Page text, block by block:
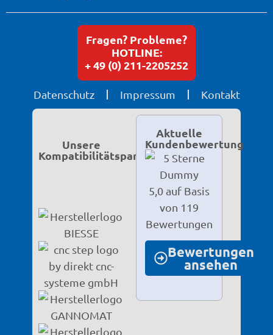
Datenschutz Impressum Kontakt
Fragen? Probleme?
HOTLINE:
+ 49 (0) 211-2205252
Unsere
Kompatibilitätspartner
Aktuelle
Kundenbewertung
5,0 auf Basis
von 119
Bewertungen
Bewertungen
ansehen